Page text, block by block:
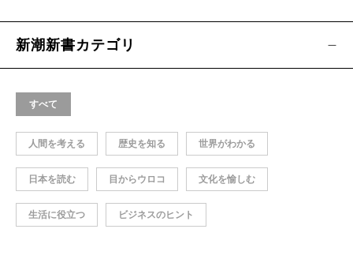
新潮新書カテゴリ
すべて
人間を考える 歴史を知る 世界がわかる
日本を読む 目からウロコ 文化を愉しむ
生活に役立つ ビジネスのヒント